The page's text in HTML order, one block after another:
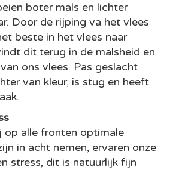
boter mals en lichter
Door de rijping va het vlees
beste in het vlees naar
dit terug in de malsheid en
ons vlees. Pas geslacht
van kleur, is stug en heeft
op alle fronten optimale
in acht nemen, ervaren onze
stress, dit is natuurlijk fijn